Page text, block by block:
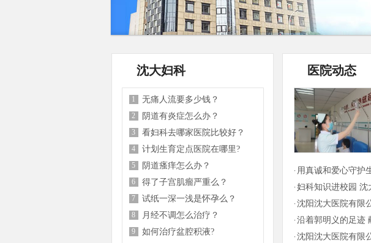
沈大妇科
1 无痛人流要多少钱？
2 阴道有炎症怎么办？
3 看妇科去哪家医院比较好？
4 计划生育定点医院在哪里?
5 阴道瘙痒怎么办？
6 得了子宫肌瘤严重么？
7 试纸一深一浅是怀孕么？
8 月经不调怎么治疗？
9 如何治疗盆腔积液?
医院动态
用真诚和爱心守
妇科知识进校园 沈
沈阳沈大医院有限
沿着郭明义的足迹
沈阳沈大医院有限